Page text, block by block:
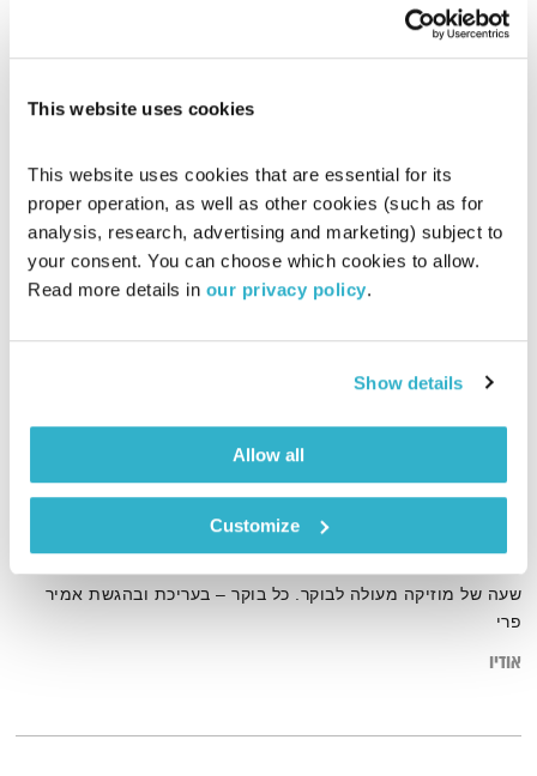
This website uses cookies
This website uses cookies that are essential for its
proper operation, as well as other cookies (such as for
analysis, research, advertising and marketing) subject to
your consent. You can choose which cookies to allow.
Read more details in our privacy policy.
Show details
Allow all
Customize
אודיו
כל יום מחדש
אמיר פרי
שעה של מוזיקה מעולה לבוקר. כל בוקר – בעריכת ובהגשת אמיר
פרי
אודיו